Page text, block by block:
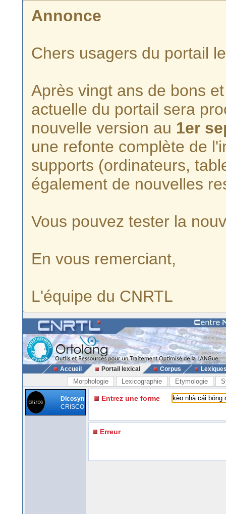
Annonce
Chers usagers du portail
Après vingt ans de bons
actuelle du portail sera
nouvelle version au 1er
une refonte complète de
supports (ordinateurs,
également de nouvelles
Vous pouvez tester la
En vous remerciant,
L'équipe du CNRTL
Accueil Portail lexical Corpus
Morphologie Lexicographie Etymologie
Dicosyn
CRISCO
Entrez une forme
Erreur